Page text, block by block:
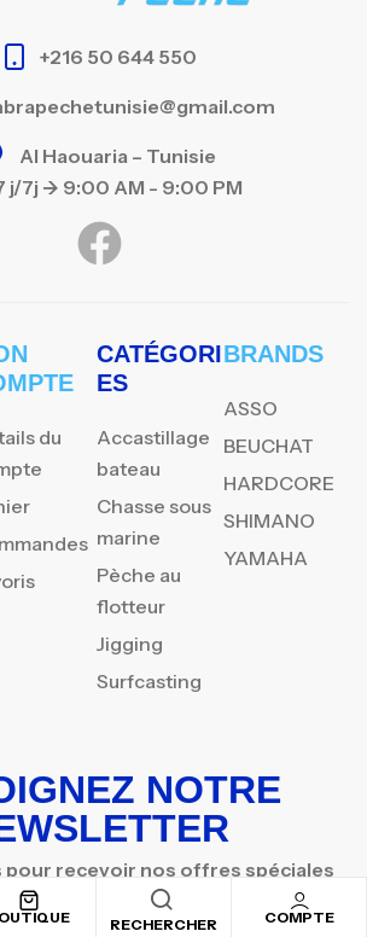
RECHERCHER COMPTE
+216 50 644 550
Al Haouaria – Tunisie
j/7j -> 9:00 AM - 9:00 PM
du
CATÉGORI
ES
Accastillage
bateau
Chasse sous
marine
Pèche au
flotteur
Jigging
Surfcasting
BRANDS
ASSO
BEUCHAT
HARDCORE
SHIMANO
YAMAHA
NOTRE
pour recevoir nos offres spéciales